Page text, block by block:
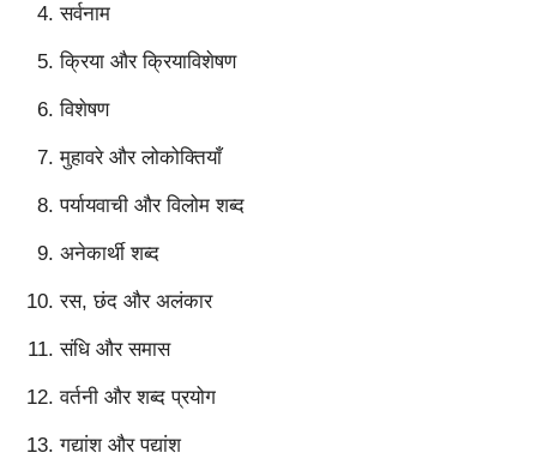
सर्वनाम
क्रिया और क्रियाविशेषण
विशेषण
मुहावरे और लोकोक्तियाँ
पर्यायवाची और विलोम शब्द
अनेकार्थी शब्द
रस, छंद और अलंकार
संधि और समास
वर्तनी और शब्द प्रयोग
गद्यांश और पद्यांश